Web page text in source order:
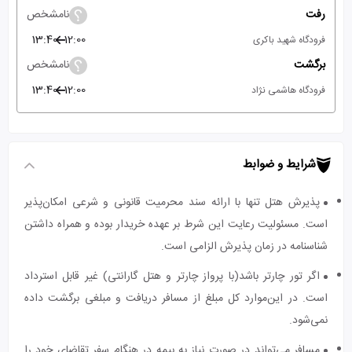
رفت نامشخص
فرودگاه شهید باکری 12:00
13:40
برگشت
نامشخص
فرودگاه هاشمی نژاد 12:00
13:40
شرایط و ضوابط
پذیرش هتل تنها با ارائه سند محرمیت قانونی و شرعی امکان‌پذیر
است. مسئولیت رعایت این شرط بر عهده خریدار بوده و همراه داشتن
شناسنامه در زمان پذیرش الزامی است.
اگر تور چارتر باشد(با پرواز چارتر و هتل گارانتی) غیر قابل استرداد
است. در این‌موارد کل مبلغ از مسافر دریافت و مبلغی برگشت داده
نمی‌شود.